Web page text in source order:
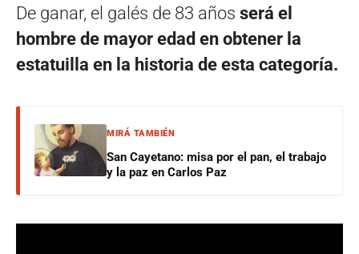
De ganar, el galés de 83 años será el
hombre de mayor edad en obtener la
estatuilla en la historia de esta categoría.
MIRÁ TAMBIÉN
San Cayetano: misa por el pan, el trabajo
y la paz en Carlos Paz